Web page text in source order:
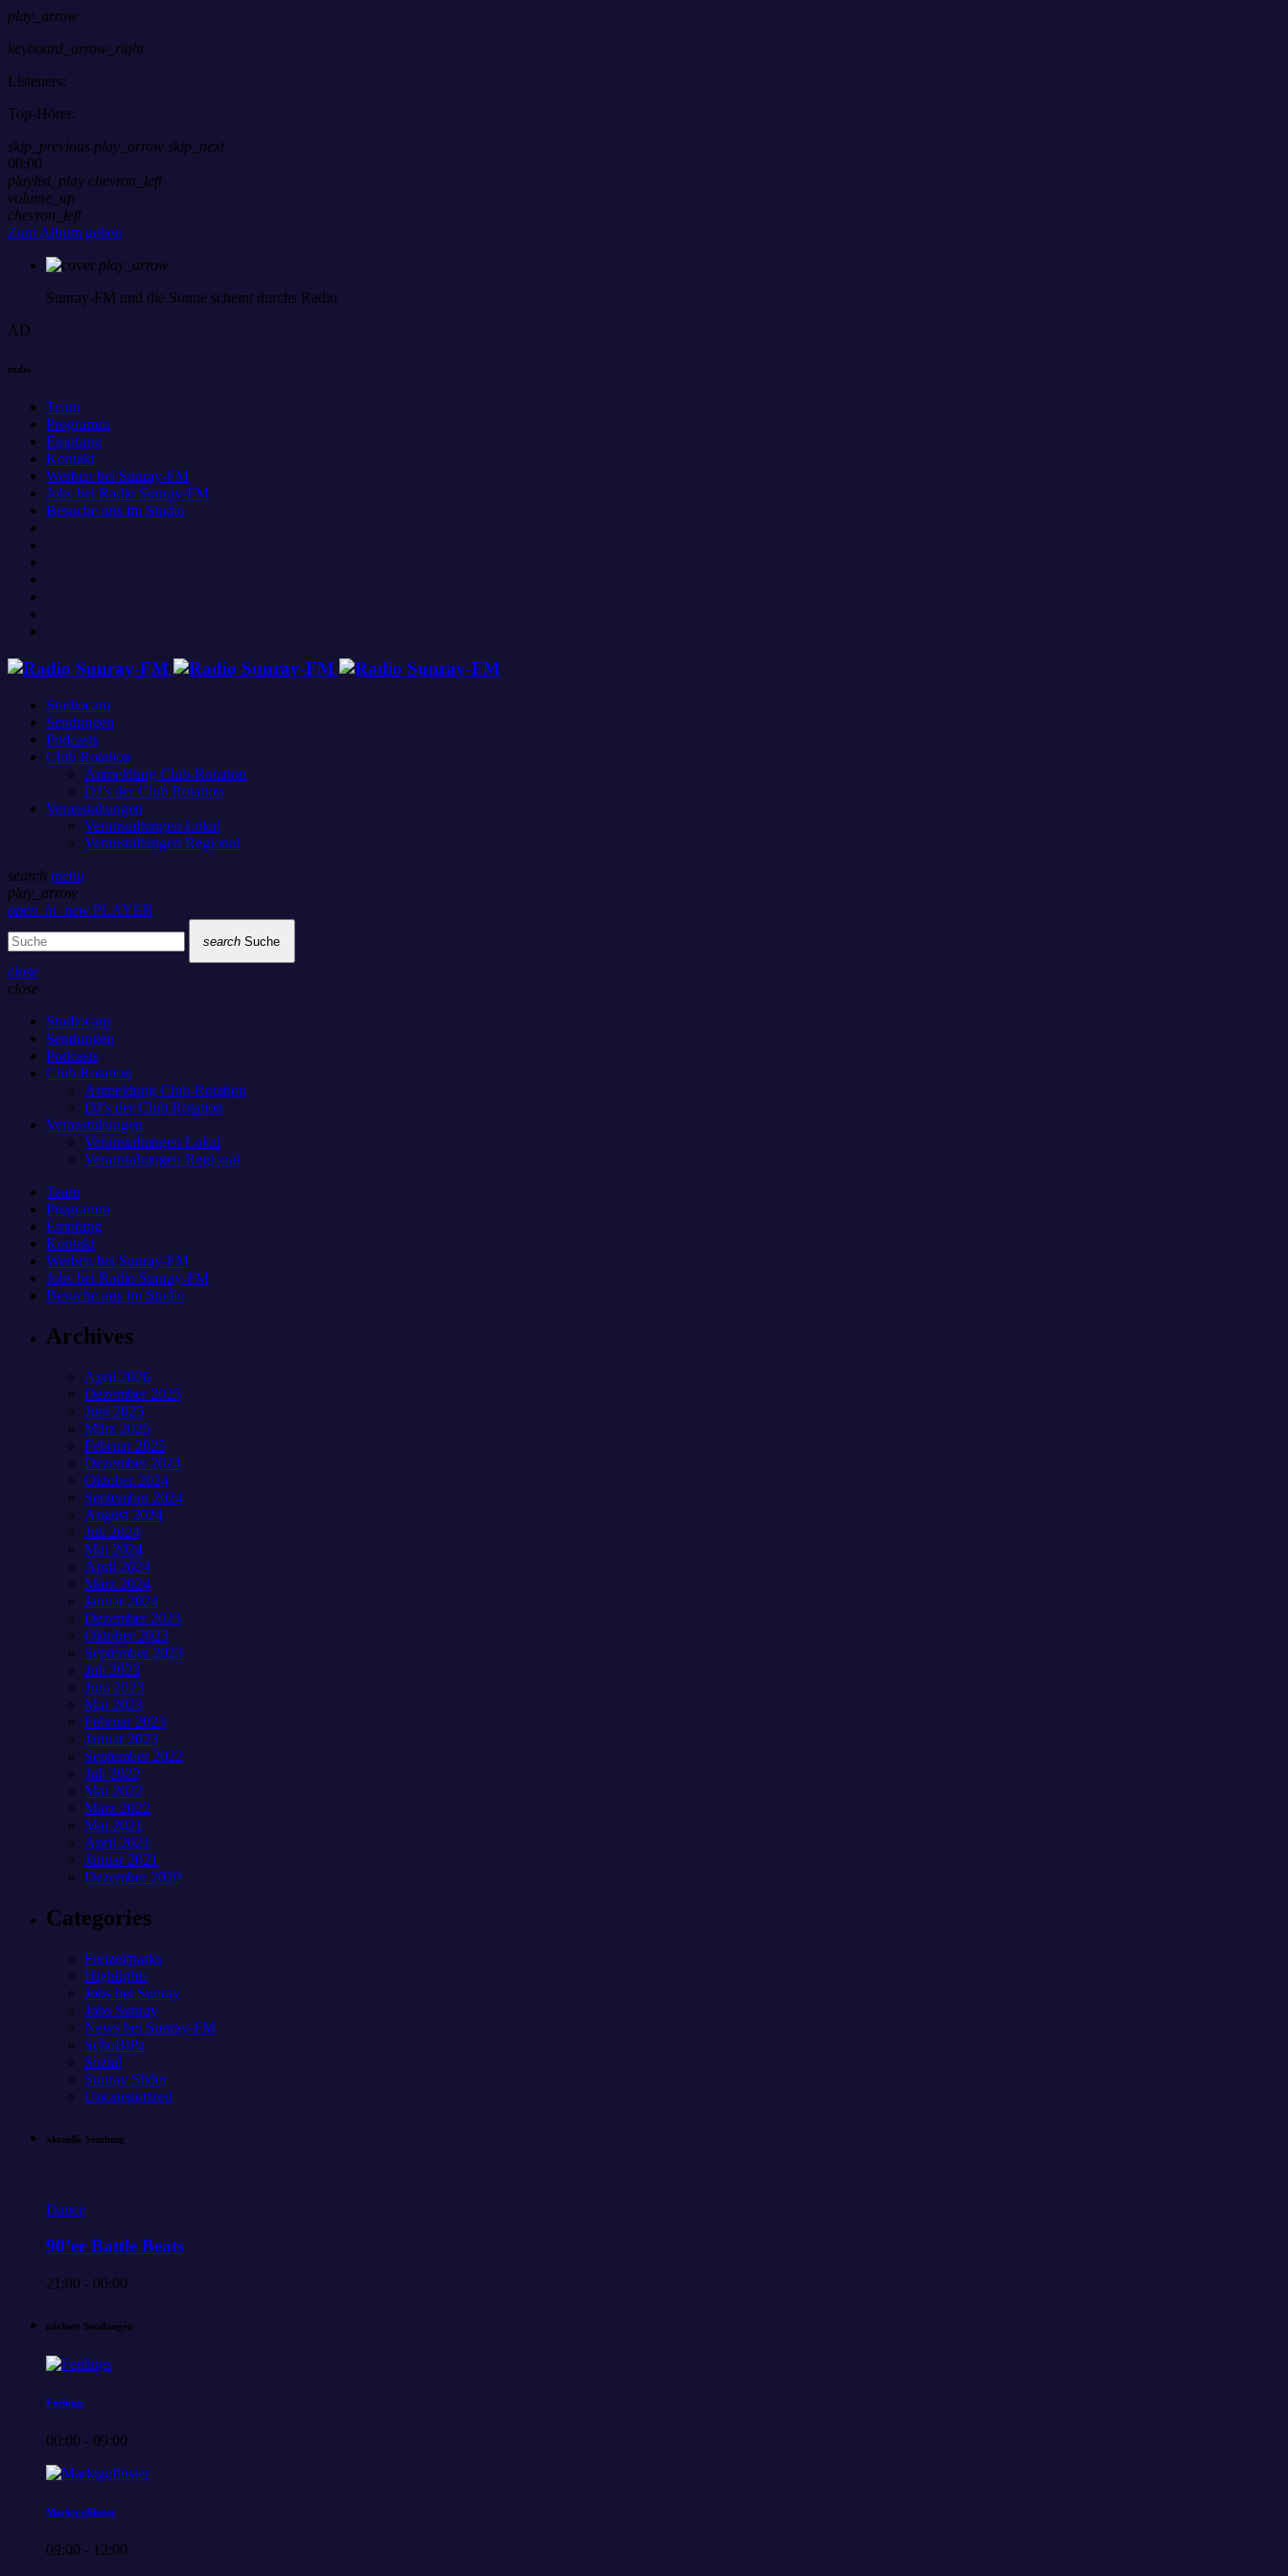
play_arrow
keyboard_arrow_right
Listeners:
Top-Hörer:
skip_previous play_arrow skip_next
00:00
playlist_play chevron_left
volume_up
chevron_left
Zum Album gehen
play_arrow
Sunray-FM und die Sonne scheint durchs Radio
AD
radio
Team
Programm
Empfang
Kontakt
Werben bei Sunray-FM
Jobs bei Radio Sunray-FM
Besuche uns im Studio
Studiocam
Sendungen
Podcasts
Club Rotation
Anmeldung Club-Rotation
DJ’s der Club Rotation
Veranstaltungen
Veranstaltungen Lokal
Veranstaltungen Regional
search menu
play_arrow
open_in_new PLAYER
search Suche
close
close
Studiocam
Sendungen
Podcasts
Club Rotation
Anmeldung Club-Rotation
DJ’s der Club Rotation
Veranstaltungen
Veranstaltungen Lokal
Veranstaltungen Regional
Team
Programm
Empfang
Kontakt
Werben bei Sunray-FM
Jobs bei Radio Sunray-FM
Besuche uns im Studio
Archives
April 2026
Dezember 2025
Juni 2025
März 2025
Februar 2025
Dezember 2024
Oktober 2024
September 2024
August 2024
Juli 2024
Mai 2024
April 2024
März 2024
Januar 2024
Dezember 2023
Oktober 2023
September 2023
Juli 2023
Juni 2023
Mai 2023
Februar 2023
Januar 2023
September 2022
Juli 2022
Mai 2022
März 2022
Mai 2021
April 2021
Januar 2021
Dezember 2020
Categories
Freizeitparks
Highlights
Jobs bei Sunray
Jobs Sunray
News bei Sunray-FM
SchoBiPa
Sozial
Sunray Slider
Uncategorized
aktuelle Sendung
Dance
90’er Battle Beats
21:00 - 00:00
nächste Sendungen
Feelings
00:00 - 09:00
Marktgeflüster
09:00 - 12:00